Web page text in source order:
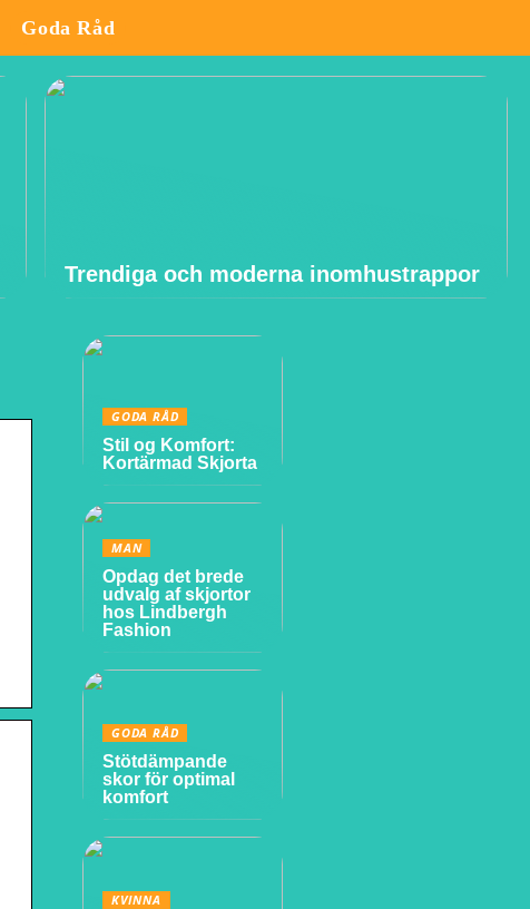
Goda Råd
Trendiga och moderna inomhustrappor
GODA RÅD
Stil og Komfort:
Kortärmad Skjorta
MAN
Opdag det brede
udvalg af skjortor
hos Lindbergh
Fashion
GODA RÅD
Stötdämpande
skor för optimal
komfort
KVINNA